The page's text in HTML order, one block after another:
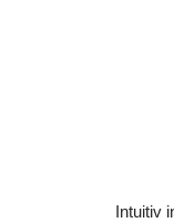
Intuitiv